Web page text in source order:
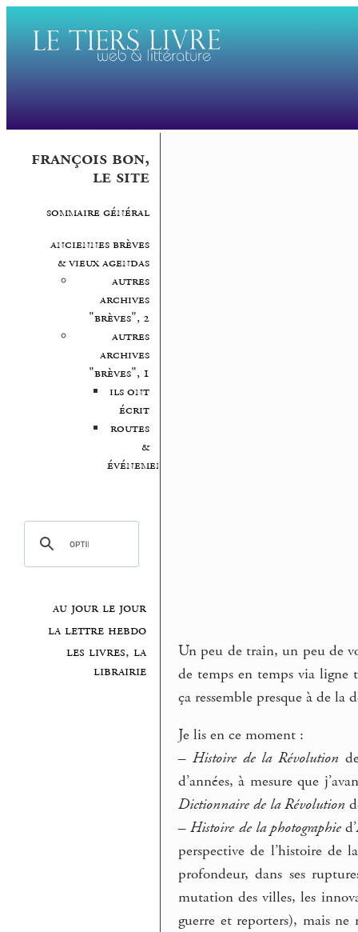
françois bon,
le site
sommaire général
anciennes brèves
& vieux agendas
autres
archives
"brèves", 2
autres
archives
"brèves", 1
ils ont
écrit
routes
&
événements
au jour le jour
la lettre hebdo
les livres, la
librairie
Un peu de train, un peu de
de temps en temps via
ça ressemble presque à de
Je lis en ce moment :
– Histoire de la Révolution
d’années, à mesure que
Dictionnaire de la Révolution
– Histoire de la photographie
perspective de l’histoire de
profondeur, dans ses
mutation des villes, les
guerre et reporters), mais